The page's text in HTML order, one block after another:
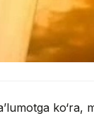
ko‘ra,